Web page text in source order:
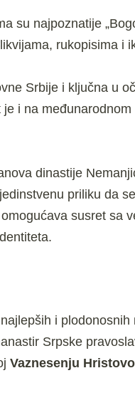
su najpoznatije
rukopisima i
Srbije i ključna u
i na
dinastije
priliku da
omogućava susret sa
i plodonosnih
Srpske
Vaznesenju